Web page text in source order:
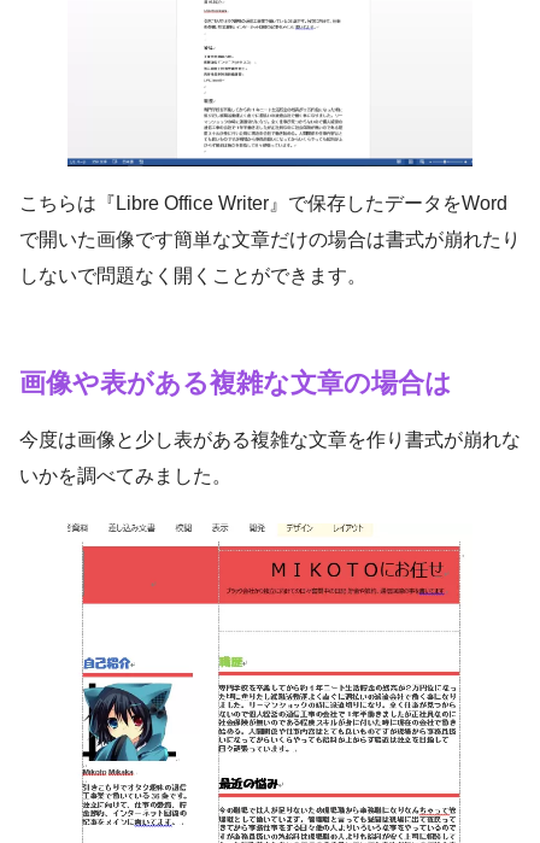
こちらは『Libre Office Writer』で保存したデータをWord
で開いた画像です簡単な文章だけの場合は書式が崩れたり
しないで問題なく開くことができます。
画像や表がある複雑な文章の場合は
今度は画像と少し表がある複雑な文章を作り書式が崩れな
いかを調べてみました。